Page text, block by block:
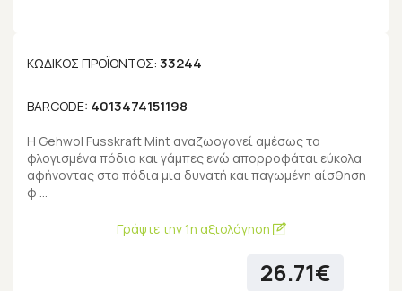
ΚΩΔΙΚΌΣ ΠΡΟΪΌΝΤΟΣ: 33244
BARCODE: 4013474151198
Η Gehwol Fusskraft Mint αναζωογονεί αμέσως τα
φλογισμένα πόδια και γάμπες ενώ απορροφάται εύκολα
αφήνοντας στα πόδια μια δυνατή και παγωμένη αίσθηση
φ …
Γράψτε την 1η αξιολόγηση
26.71€